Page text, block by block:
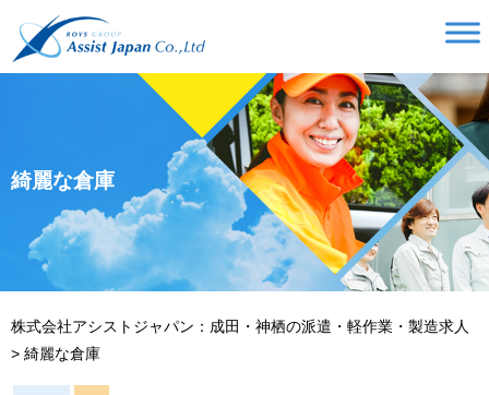
綺麗な倉庫
株式会社アシストジャパン：成田・神栖の派遣・軽作業・製造求人
> 綺麗な倉庫